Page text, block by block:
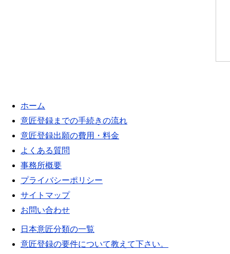
ホーム
意匠登録までの手続きの流れ
意匠登録出願の費用・料金
よくある質問
事務所概要
プライバシーポリシー
サイトマップ
お問い合わせ
日本意匠分類の一覧
意匠登録の要件について教えて下さい。